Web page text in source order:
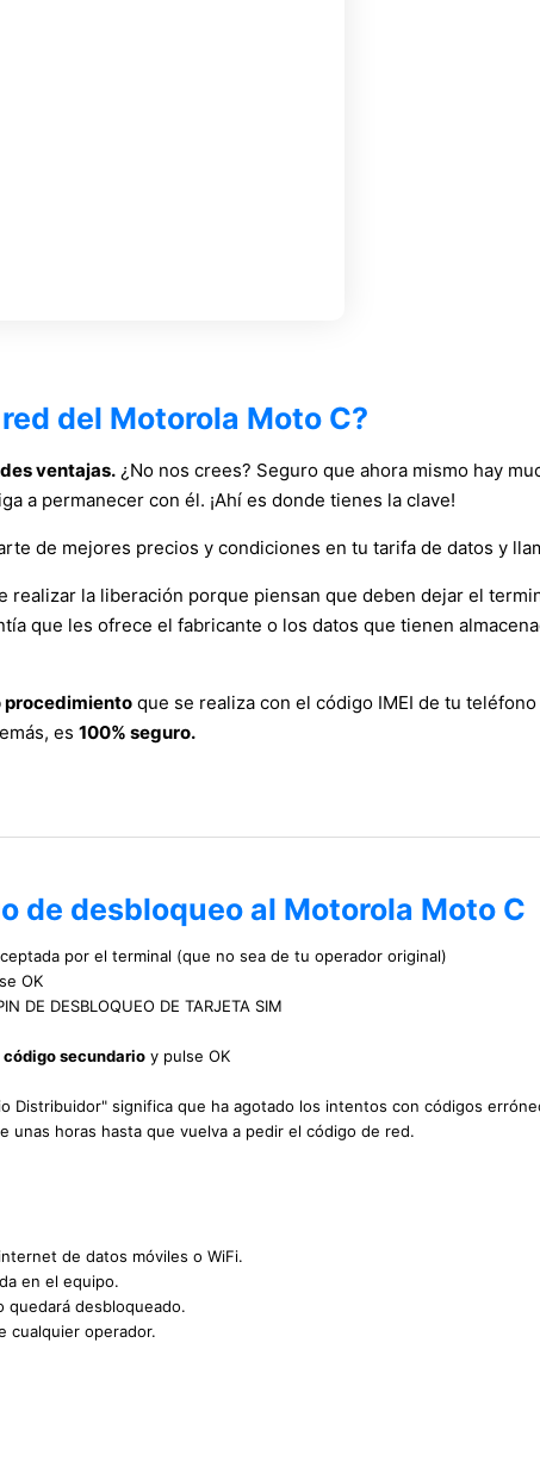
del Motorola Moto C?
ventajas. ¿No nos crees? Seguro que ahora mismo hay
a permanecer con él. ¡Ahí es donde tienes la clave!
de mejores precios y condiciones en tu tarifa de datos y
realizar la liberación porque piensan que deben dejar el
que les ofrece el fabricante o los datos que tienen
procedimiento que se realiza con el código IMEI de tu teléfono
es 100% seguro.
de desbloqueo al Motorola Moto C
por el terminal (que no sea de tu operador original)
OK
DESBLOQUEO DE TARJETA SIM
código secundario y pulse OK
Distribuidor" significa que ha agotado los intentos con códigos
unas horas hasta que vuelva a pedir el código de red.
de datos móviles o WiFi.
en el equipo.
quedará desbloqueado.
cualquier operador.